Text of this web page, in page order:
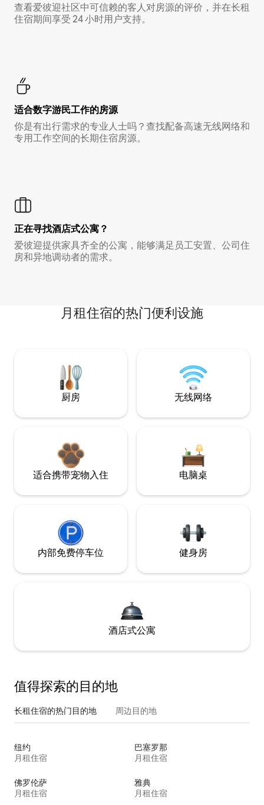
查看爱彼迎社区中可信赖的客人对房源的评价，并在长租
住宿期间享受 24 小时用户支持。
适合数字游民工作的房源
你是有出行需求的专业人士吗？查找配备高速无线网络和
专用工作空间的长期住宿房源。
正在寻找酒店式公寓？
爱彼迎提供家具齐全的公寓，能够满足员工安置、公司住
房和异地调动者的需求。
月租住宿的热门便利设施
厨房 无线网络
适合携带宠物入住 电脑桌
内部免费停车位 健身房
酒店式公寓
值得探索的目的地
长租住宿的热门目的地 周边目的地
纽约
月租住宿
巴塞罗那
月租住宿
佛罗伦萨
月租住宿
雅典
月租住宿